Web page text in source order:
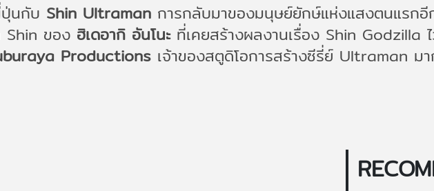
นกับ Shin Ultraman การกลับมาของมนุษย์ยักษ์แห่งแสงตนแรกอี
Shin ของ ฮิเดอากิ อันโนะที่เคยสร้างผลงานเรื่อง Shin Godzilla
Productions เจ้าของสตูดิโอการสร้างซีรี่ย์ Ultraman